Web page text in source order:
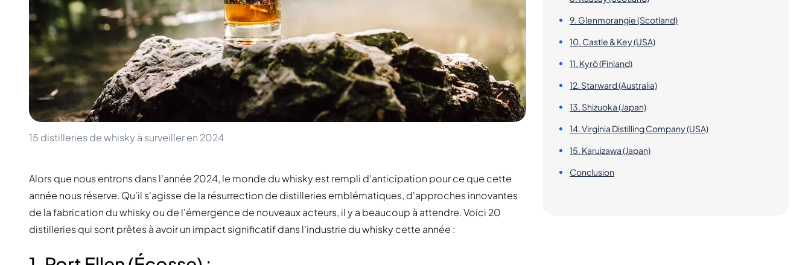
200-500€
Prochaines Sorties
Collections
Favoris des Clients
Rare & de Collection
Éditions Limitées
Distillerie Fermée
Whisky Doux
Diplomatico
Don Julio
Gin Mare
Mangabeiras
Hennessy
Martell
Monkey 47
Remy Martin
Ron Zacapa
15 distilleries de whisky à surveiller en 2024
Alors que nous entrons dans l'année 2024, le monde du whisky est rempli d'anticipation pour ce que cette
année nous réserve. Qu'il s'agisse de la résurrection de distilleries emblématiques, d'approches innovantes
de la fabrication du whisky ou de l'émergence de nouveaux acteurs, il y a beaucoup à attendre. Voici 20
distilleries qui sont prêtes à avoir un impact significatif dans l'industrie du whisky cette année :
9. Glenmorangie (Scotland)
10. Castle & Key (USA)
11. Kyrö (Finland)
12. Starward (Australia)
13. Shizuoka (Japan)
14. Virginia Distilling Company (USA)
15. Karuizawa (Japan)
Conclusion